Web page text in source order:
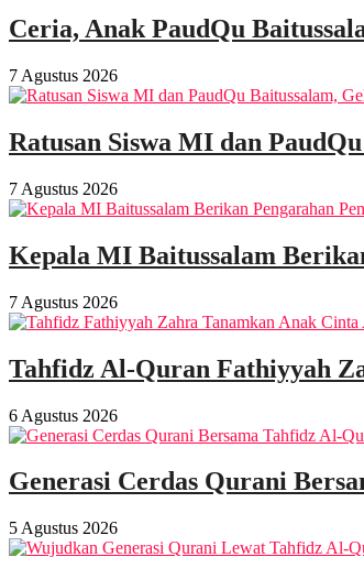
Ceria, Anak PaudQu
7 Agustus 2026
Ratusan Siswa MI dan
7 Agustus 2026
Kepala MI Baitussalam
7 Agustus 2026
Tahfidz Al-Quran Fathiyyah
6 Agustus 2026
Generasi Cerdas Qurani
5 Agustus 2026